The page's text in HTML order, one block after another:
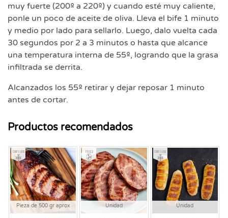
muy fuerte (200º a 220º) y cuando esté muy caliente,
ponle un poco de aceite de oliva. Lleva el bife 1 minuto
y medio por lado para sellarlo. Luego, dalo vuelta cada
30 segundos por 2 a 3 minutos o hasta que alcance
una temperatura interna de 55º, logrando que la grasa
infiltrada se derrita.
Alcanzados los 55º retirar y dejar reposar 1 minuto
antes de cortar.
Productos recomendados
Pieza de 500 gr aprox
Congelado
Unidad
Fresco
Unidad
Congelado